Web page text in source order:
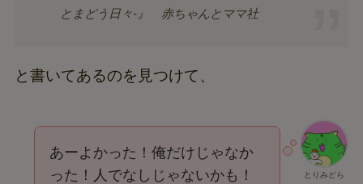
とまどう日々-』 赤ちゃんとママ社
と書いてあるのを見つけて、
とりみどら
あーよかった！俺だけじゃなか
った！人でなしじゃないかも！